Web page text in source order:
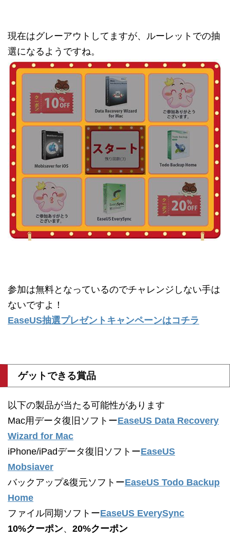
現在はグレーアウトしてますが、ルーレットでの抽
選になるようですね。
参加は無料となっているのでチャレンジしない手は
ないですよ！
EaseUS抽選プレゼントキャンペーンはコチラ
ゲットできる賞品
以下の製品が当たる可能性があります
Mac用データ復旧ソフトーEaseUS Data Recovery
Wizard for Mac
iPhone/iPadデータ復旧ソフトーEaseUS
Mobsiaver
バックアップ&復元ソフトーEaseUS Todo Backup
Home
ファイル同期ソフトーEaseUS EverySync
10%クーポン、 20%クーポン